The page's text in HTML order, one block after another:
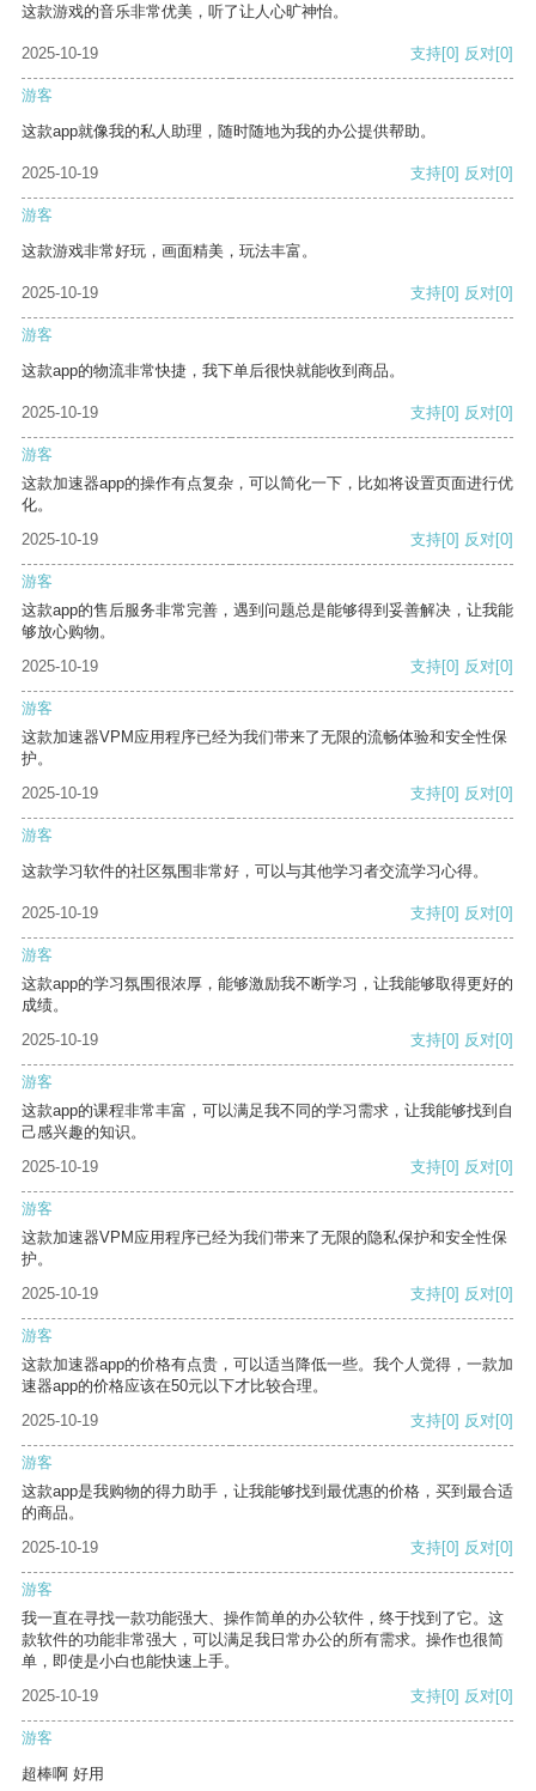
这款游戏的音乐非常优美，听了让人心旷神怡。
2025-10-19 支持[0] 反对[0]
游客
这款app就像我的私人助理，随时随地为我的办公提供帮助。
2025-10-19 支持[0] 反对[0]
游客
这款游戏非常好玩，画面精美，玩法丰富。
2025-10-19 支持[0] 反对[0]
游客
这款app的物流非常快捷，我下单后很快就能收到商品。
2025-10-19 支持[0] 反对[0]
游客
这款加速器app的操作有点复杂，可以简化一下，比如将设置页面进行优
化。
2025-10-19
支持[0] 反对[0]
游客
这款app的售后服务非常完善，遇到问题总是能够得到妥善解决，让我能
够放心购物。
2025-10-19
支持[0] 反对[0]
游客
这款加速器VPM应用程序已经为我们带来了无限的流畅体验和安全性保
护。
2025-10-19
支持[0] 反对[0]
游客
这款学习软件的社区氛围非常好，可以与其他学习者交流学习心得。
2025-10-19 支持[0] 反对[0]
游客
这款app的学习氛围很浓厚，能够激励我不断学习，让我能够取得更好的
成绩。
2025-10-19
支持[0] 反对[0]
游客
这款app的课程非常丰富，可以满足我不同的学习需求，让我能够找到自
己感兴趣的知识。
2025-10-19
支持[0] 反对[0]
游客
这款加速器VPM应用程序已经为我们带来了无限的隐私保护和安全性保
护。
2025-10-19
支持[0] 反对[0]
游客
这款加速器app的价格有点贵，可以适当降低一些。我个人觉得，一款加
速器app的价格应该在50元以下才比较合理。
2025-10-19
支持[0] 反对[0]
游客
这款app是我购物的得力助手，让我能够找到最优惠的价格，买到最合适
的商品。
2025-10-19
支持[0] 反对[0]
游客
我一直在寻找一款功能强大、操作简单的办公软件，终于找到了它。这
款软件的功能非常强大，可以满足我日常办公的所有需求。操作也很简
单，即使是小白也能快速上手。
2025-10-19
支持[0] 反对[0]
游客
超棒啊 好用